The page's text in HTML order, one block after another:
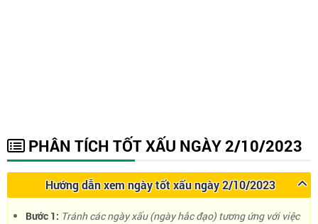
PHÂN TÍCH TỐT XẤU NGÀY 2/10/2023
Hướng dẫn xem ngày tốt xấu ngày 2/10/2023
Bước 1: Tránh các ngày xấu (ngày hắc đạo) tương ứng với việc